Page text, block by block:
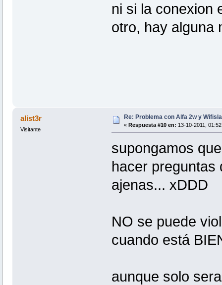
ni si la conexion
otro, hay alguna
alist3r
Visitante
Re: Problema con Alfa 2w y
« Respuesta #10 en: 13-10-2011,
supongamos
hacer preguntas
ajenas... xDDD
NO se puede
cuando está
aunque solo